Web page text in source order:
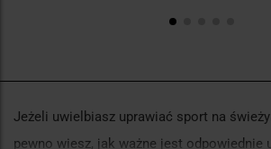
Jeżeli uwielbiasz uprawiać sport na
pewno wiesz, jak ważne jest odpowiednie